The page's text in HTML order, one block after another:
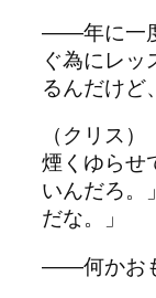
――年に一
ぐ為にレッ
るんだけど
（クリス
煙くゆらせ
いんだろ。
だな。」
――何かお